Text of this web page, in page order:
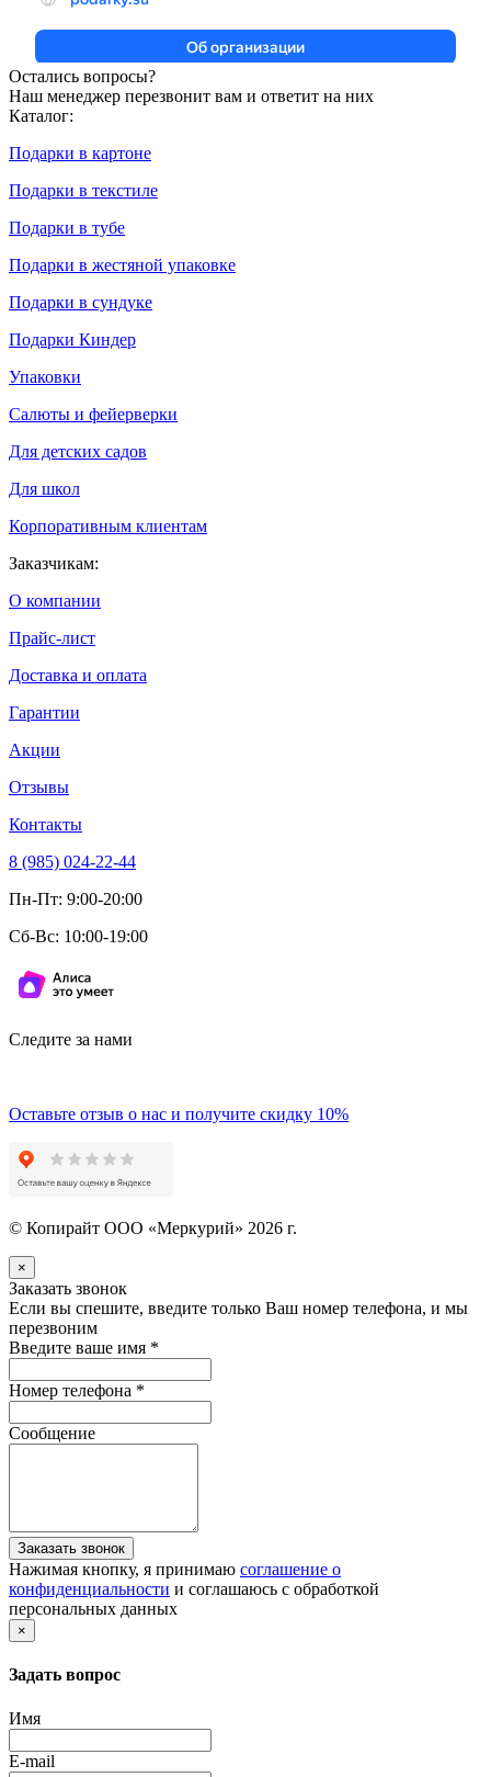
Остались вопросы?
Наш менеджер перезвонит вам и ответит на них
Каталог:
Подарки в картоне
Подарки в текстиле
Подарки в тубе
Подарки в жестяной упаковке
Подарки в сундуке
Подарки Киндер
Упаковки
Салюты и фейерверки
Для детских садов
Для школ
Корпоративным клиентам
Заказчикам:
О компании
Прайс-лист
Доставка и оплата
Гарантии
Акции
Отзывы
Контакты
8 (985) 024-22-44
Пн-Пт: 9:00-20:00
Сб-Вс: 10:00-19:00
Следите за нами
Оставьте отзыв о нас и получите скидку 10%
© Копирайт ООО «Меркурий» 2026 г.
×
Заказать звонок
Если вы спешите, введите только Ваш номер телефона, и мы
перезвоним
Введите ваше имя *
Номер телефона *
Сообщение
Заказать звонок
Нажимая кнопку, я принимаю соглашение о
конфиденциальности и соглашаюсь с обработкой
персональных данных
×
Задать вопрос
Имя
E-mail